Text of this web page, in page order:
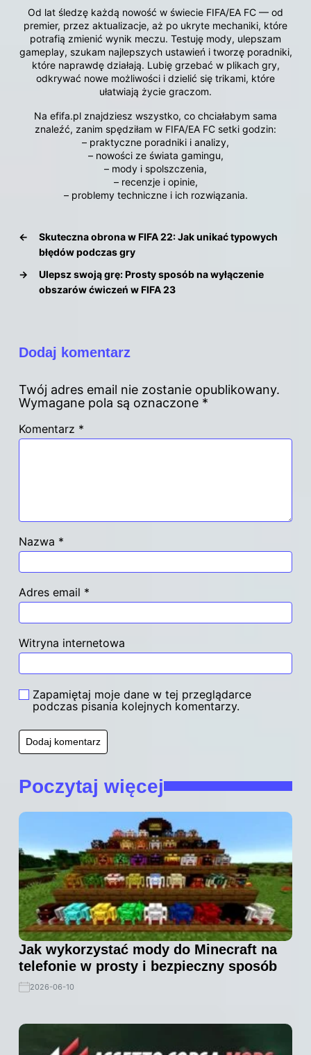
Od lat śledzę każdą nowość w świecie FIFA/EA FC — od
premier, przez aktualizacje, aż po ukryte mechaniki, które
potrafią zmienić wynik meczu. Testuję mody, ulepszam
gameplay, szukam najlepszych ustawień i tworzę poradniki,
które naprawdę działają. Lubię grzebać w plikach gry,
odkrywać nowe możliwości i dzielić się trikami, które
ułatwiają życie graczom.
Na efifa.pl znajdziesz wszystko, co chciałabym sama
znaleźć, zanim spędziłam w FIFA/EA FC setki godzin:
– praktyczne poradniki i analizy,
– nowości ze świata gamingu,
– mody i spolszczenia,
– recenzje i opinie,
– problemy techniczne i ich rozwiązania.
←
Skuteczna obrona w FIFA 22: Jak unikać typowych
błędów podczas gry
→
Ulepsz swoją grę: Prosty sposób na wyłączenie
obszarów ćwiczeń w FIFA 23
Dodaj komentarz
Twój adres email nie zostanie opublikowany.
Wymagane pola są oznaczone *
Komentarz *
Nazwa *
Adres email *
Witryna internetowa
Zapamiętaj moje dane w tej przeglądarce
podczas pisania kolejnych komentarzy.
Poczytaj więcej
Jak wykorzystać mody do Minecraft na
telefonie w prosty i bezpieczny sposób
2026-06-10